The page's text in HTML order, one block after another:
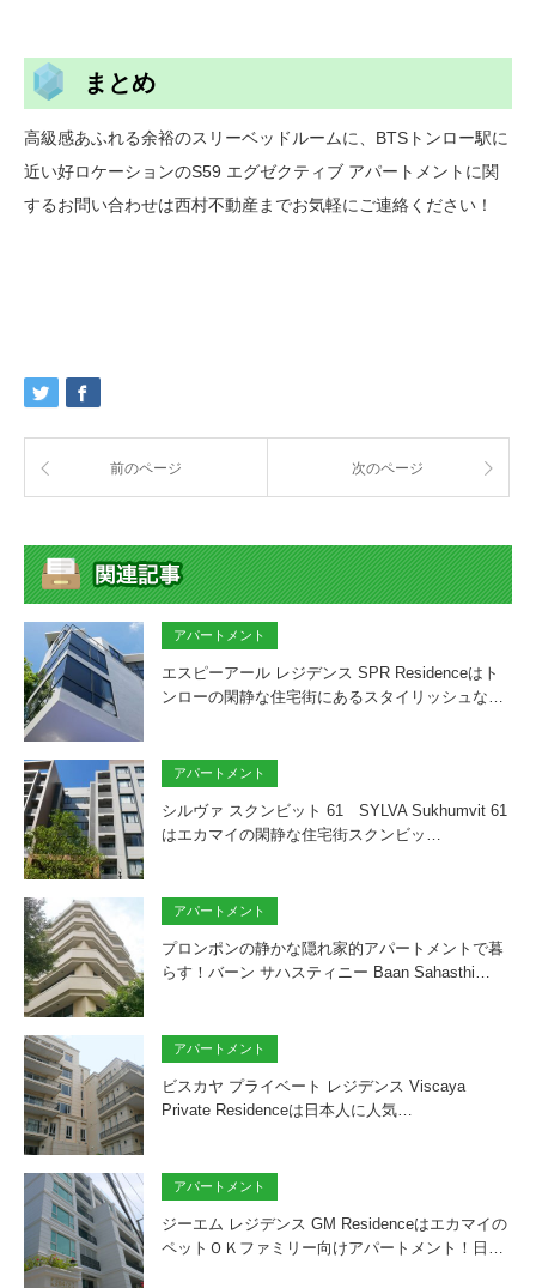
まとめ
高級感あふれる余裕のスリーベッドルームに、BTSトンロー駅に
近い好ロケーションのS59 エグゼクティブ アパートメントに関
するお問い合わせは西村不動産までお気軽にご連絡ください！
前のページ 次のページ
アパートメント
エスピーアール レジデンス SPR Residenceはト
ンローの閑静な住宅街にあるスタイリッシュな…
アパートメント
シルヴァ スクンビット 61 SYLVA Sukhumvit 61
はエカマイの閑静な住宅街スクンビッ…
アパートメント
プロンポンの静かな隠れ家的アパートメントで暮
らす！バーン サハスティニー Baan Sahasthi…
アパートメント
ビスカヤ プライベート レジデンス Viscaya
Private Residenceは日本人に人気…
アパートメント
ジーエム レジデンス GM Residenceはエカマイの
ペットＯＫファミリー向けアパートメント！日…